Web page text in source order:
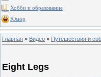
Хобби и образование
Юмор
Главная » Видео » Путешествия и
Eight Legs